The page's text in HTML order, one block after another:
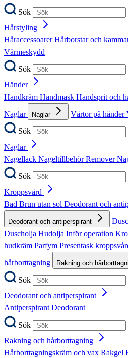
Sök
Hårstyling
HåraccessoarerHårborstar och
Värmeskydd
Sök
Händer
Handkräm Handmask Handsprit och
Naglar
Naglar Vårtor på händer
Sök
Naglar
Nagellack NageltillbehörRemover
Sök
Kroppsvård
Bad Brun utan sol Deodorant och
Deodorant och antiperspirant
Duscholja Hudolja Inför operation
hudkräm Parfym Presentask
hårborttagning
Rakning och
Sök
Deodorant och antiperspirant
AntiperspirantDeodorant
Sök
Rakning och hårborttagning
Hårborttagningskräm och vax Rakgel